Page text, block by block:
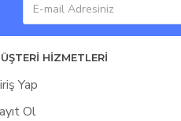
HİZMETLERİ
Yap
Ol